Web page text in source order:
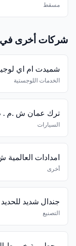
مسقط
شركات أخرى
شميدت ام اي
الخدمات اللوجستية
ترك عمان ش .م .
السيارات
امدادات
أخرى
جندال شديد
التصنيع